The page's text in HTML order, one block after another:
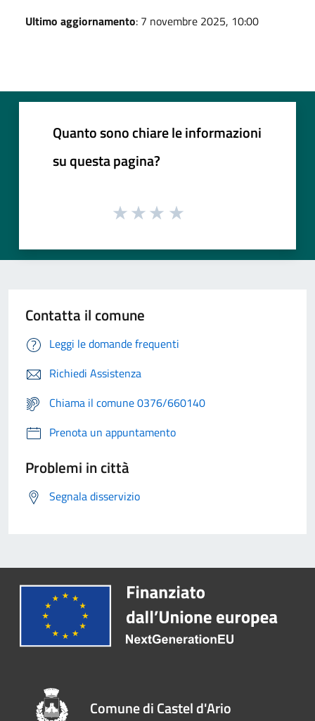
Ultimo aggiornamento: 7 novembre 2025, 10:00
Quanto sono chiare le informazioni
su questa pagina?
Contatta il comune
Leggi le domande frequenti
Richiedi Assistenza
Chiama il comune 0376/660140
Prenota un appuntamento
Problemi in città
Segnala disservizio
Comune di Castel d'Ario